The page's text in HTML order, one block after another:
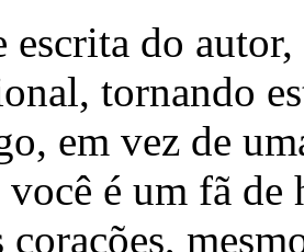
do autor,
tornando
em vez de
é um fã de
corações,